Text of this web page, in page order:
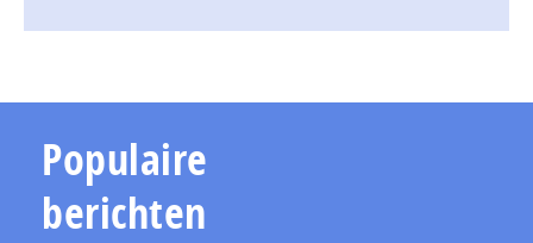
Populaire
berichten